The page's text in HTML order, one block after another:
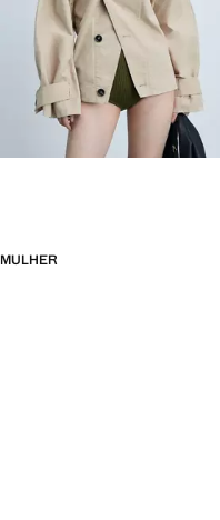
MULHER